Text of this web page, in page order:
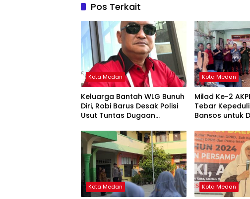
Pos Terkait
Kota Medan
Keluarga Bantah WLG Bunuh
Diri, Robi Barus Desak Polisi
Usut Tuntas Dugaan
Kota Medan
Milad Ke-2
Tebar
Bansos untuk
Kota Medan Kota Medan